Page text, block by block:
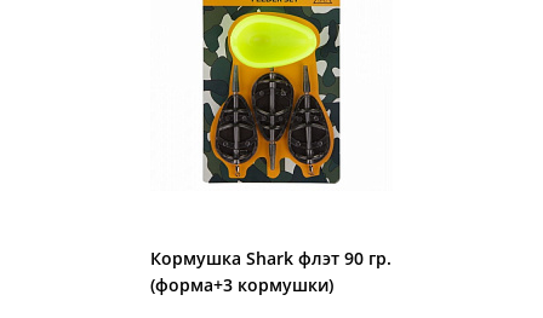
Кормушка Shark флэт 90 гр.
(форма+3 кормушки)